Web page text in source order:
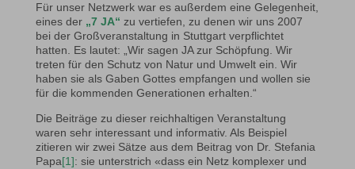
Für unser Netzwerk war es außerdem eine Gelegenheit,
eines der „7 JA“ zu vertiefen, zu denen wir uns 2007
bei der Großveranstaltung in Stuttgart verpflichtet
hatten. Es lautet: „Wir sagen JA zur Schöpfung. Wir
treten für den Schutz von Natur und Umwelt ein. Wir
haben sie als Gaben Gottes empfangen und wollen sie
für die kommenden Generationen erhalten.“
Die Beiträge zu dieser reichhaltigen Veranstaltung
waren sehr interessant und informativ. Als Beispiel
zitieren wir zwei Sätze aus dem Beitrag von Dr. Stefania
Papa[1]: sie unterstrich «dass ein Netz komplexer und